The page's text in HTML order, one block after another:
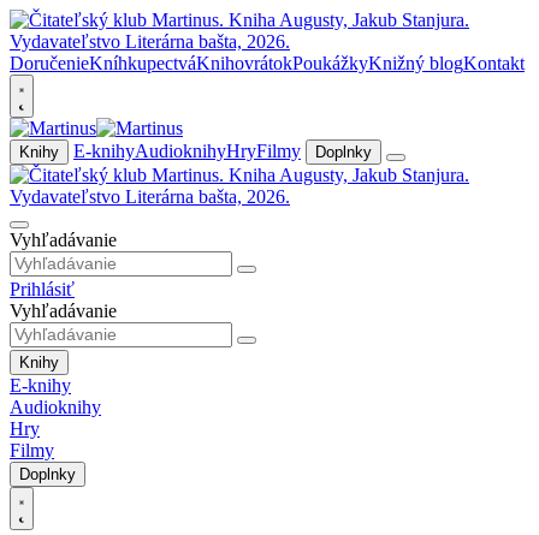
DoručenieKníhkupectváKnihovrátokPoukážkyKnižný blogKontakt
Knihy E-knihyAudioknihyHryFilmy Doplnky
Vyhľadávanie
Prihlásiť
Vyhľadávanie
Knihy
E-knihy
Audioknihy
Hry
Filmy
Doplnky